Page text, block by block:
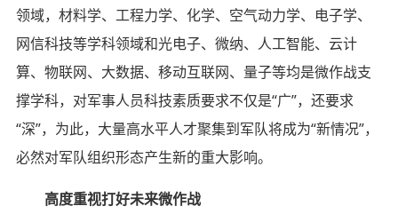
领域，材料学、工程力学、化学、空气动力学、电子学、
网信科技等学科领域和光电子、微纳、人工智能、云计
算、物联网、大数据、移动互联网、量子等均是微作战支
撑学科，对军事人员科技素质要求不仅是“广”，还要求
“深”，为此，大量高水平人才聚集到军队将成为“新情况”，
必然对军队组织形态产生新的重大影响。
高度重视打好未来微作战